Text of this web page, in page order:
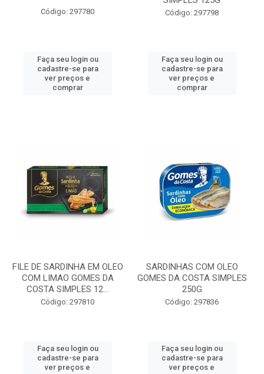
Código: 297780
Faça seu login ou
cadastre-se para
ver preços e
comprar
Código: 297798
Faça seu login ou
cadastre-se para
ver preços e
comprar
FILE DE SARDINHA EM OLEO
COM LIMAO GOMES DA
COSTA SIMPLES 12...
Código: 297810
Faça seu login ou
cadastre-se para
ver preços e
SARDINHAS COM OLEO
GOMES DA COSTA SIMPLES
250G
Código: 297836
Faça seu login ou
cadastre-se para
ver preços e